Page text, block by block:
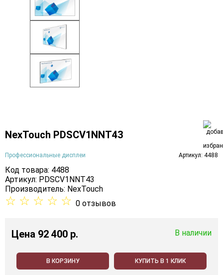
NexTouch PDSCV1NNT43
Профессиональные дисплеи Артикул: 4488
Код товара: 4488
Артикул: PDSCV1NNT43
Производитель: NexTouch
☆ ☆ ☆ ☆ ☆ 0 отзывов
Цена 92 400 p. В наличии
В КОРЗИНУ КУПИТЬ В 1 КЛИК